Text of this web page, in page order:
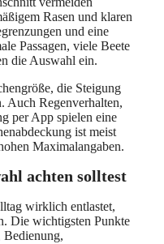
Rasen und klaren
und eine
Passagen, viele Beete
die Auswahl ein.
die Steigung
Auch Regenverhalten,
per App spielen eine
ist meist
Maximalangaben.
achten solltest
wirklich entlastet,
Die wichtigsten Punkte
Bedienung,